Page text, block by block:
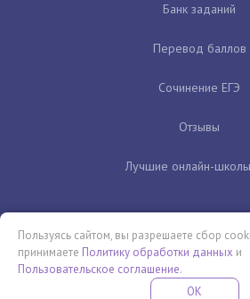
Банк заданий
Перевод баллов
Сочинение ЕГЭ
Отзывы
Лучшие онлайн-
Бесплатная летняя школа
Пользуясь сайтом, вы разрешаете сбор
принимаете Политику обработки данных и
Пользовательское соглашение.
OK